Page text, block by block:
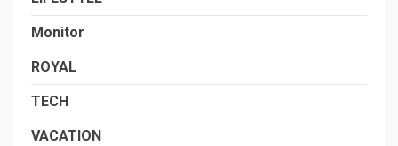
Monitor
ROYAL
TECH
VACATION